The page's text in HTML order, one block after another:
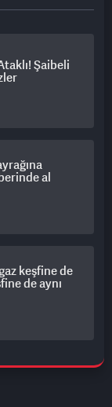
Şaibeli
al
keşfine de
de aynı